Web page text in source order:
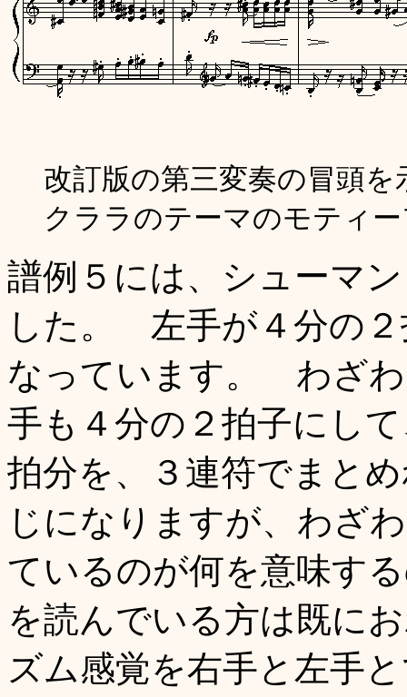
改訂版の第三変奏の冒頭を
クララのテーマのモティ
譜例５には、シューマ
した。 左手が４分の２
なっています。 わざ
手も４分の２拍子にし
拍分を、３連符でまと
じになりますが、わざ
ているのが何を意味す
を読んでいる方は既に
ズム感覚を右手と左手